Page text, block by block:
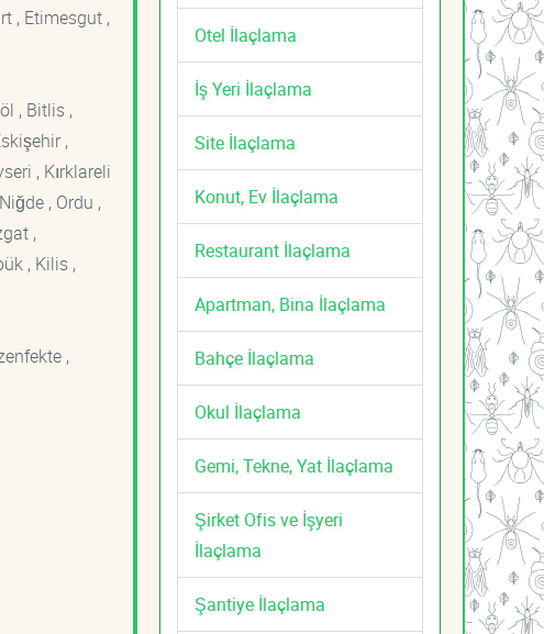
, Etimesgut ,
, Bitlis ,
,
, Kırklareli
, Ordu ,
,
, Kilis ,
,
Otel İlaçlama
İş Yeri İlaçlama
Site İlaçlama
Konut, Ev İlaçlama
Restaurant İlaçlama
Apartman, Bina İlaçlama
Bahçe İlaçlama
Okul İlaçlama
Gemi, Tekne, Yat İlaçlama
Şirket Ofis ve İşyeri
İlaçlama
Şantiye İlaçlama